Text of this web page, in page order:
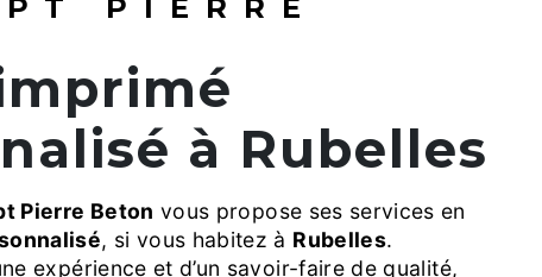
PIERRE
à Rubelles
Pierre Beton vous propose ses services en
, si vous habitez à Rubelles.
expérience et d’un savoir-faire de qualité,